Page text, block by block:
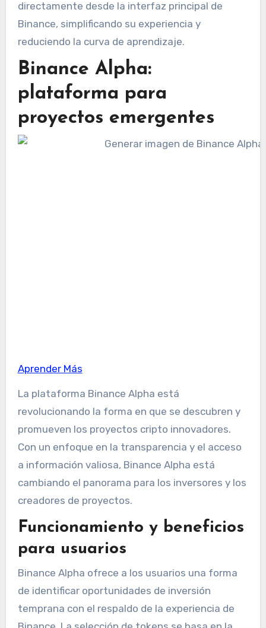
directamente desde la interfaz principal de
Binance, simplificando su experiencia y
reduciendo la curva de aprendizaje.
Binance Alpha:
plataforma para
proyectos emergentes
Aprender Más
La plataforma Binance Alpha está
revolucionando la forma en que se descubren y
promueven los proyectos cripto innovadores.
Con un enfoque en la transparencia y el acceso
a información valiosa, Binance Alpha está
cambiando el panorama para los inversores y los
creadores de proyectos.
Funcionamiento y beneficios
para usuarios
Binance Alpha ofrece a los usuarios una forma
de identificar oportunidades de inversión
temprana con el respaldo de la experiencia de